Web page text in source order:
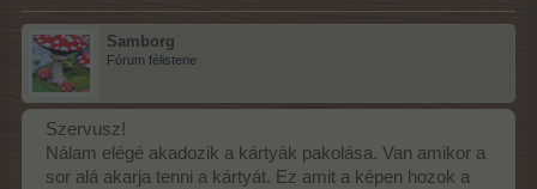
Samborg
Fórum félistene
Szervusz!
Nálam elégé akadozik a kártyák pakolása. Van amikor a
sor alá akarja tenni a kártyát. Ez amit a képen hozok a